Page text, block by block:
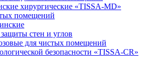
хирургические «TISSA-MD»
помещений
стен и углов
для чистых помещений
безопасности «TISSA-CR»